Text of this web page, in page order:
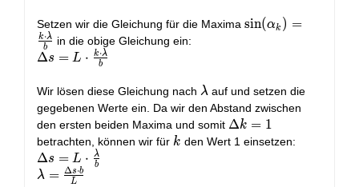
\sin(\alpha)
Setzen wir die Gleichung für die Maxima \sin(\alpha_k)
sin(αk ) =
b
k⋅λ in die obige Gleichung ein:
\Delta s
\cdot
\frac{k
\cdot
\lambda}
{b}
Δs = L ⋅ b
k⋅λ
Wir lösen diese Gleichung nach \lambda
λ auf und setzen die
gegebenen Werte ein. Da wir den Abstand zwischen
den ersten beiden Maxima und somit \Delta
k = 1
Δk = 1
betrachten, können wir für k
k den Wert 1 einsetzen:
\Delta s = L
\cdot
Δs = L ⋅ b
λ
\lambda =
λ = L
Δs⋅b